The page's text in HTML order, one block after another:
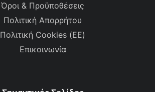
Όροι & Προϋποθέσεις
Πολιτική Απορρήτου
Πολιτική Cookies (ΕΕ)
Επικοινωνία